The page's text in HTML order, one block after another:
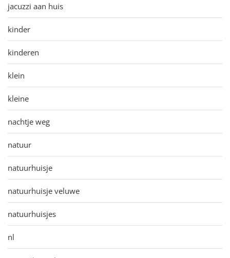
jacuzzi aan huis
kinder
kinderen
klein
kleine
nachtje weg
natuur
natuurhuisje
natuurhuisje veluwe
natuurhuisjes
nl